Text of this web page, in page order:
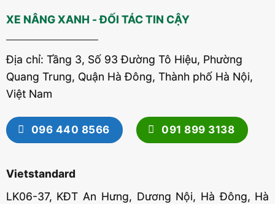
XE NÂNG XANH - ĐỐI TÁC TIN CẬY
Địa chỉ: Tầng 3, Số 93 Đường Tô Hiệu, Phường
Quang Trung, Quận Hà Đông, Thành phố Hà Nội,
Việt Nam
096 440 8566 091 899 3138
Vietstandard
LK06-37, KĐT An Hưng, Dương Nội, Hà Đông, Hà